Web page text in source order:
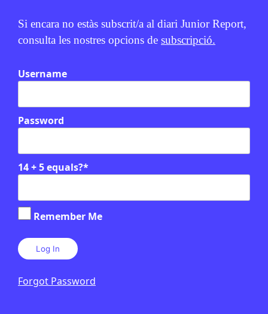
Si encara no estàs subscrit/a al diari Junior Report,
consulta les nostres opcions de subscripció.
Username
Password
14 + 5 equals?*
Remember Me
Forgot Password